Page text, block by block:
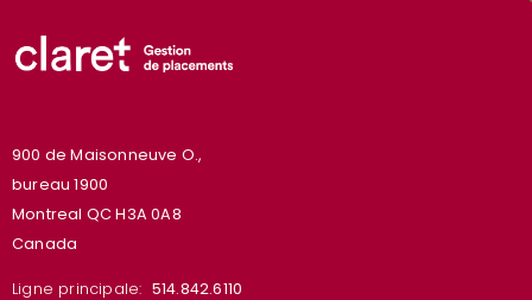
900 de Maisonneuve O.,
bureau 1900
Montreal QC H3A 0A8
Canada
Ligne principale: 514.842.6110